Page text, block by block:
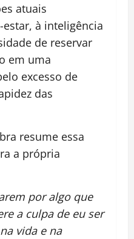
atuais
à inteligência
de reservar
em uma
excesso de
das
resume essa
a própria
por algo que
a culpa de eu ser
vida e na